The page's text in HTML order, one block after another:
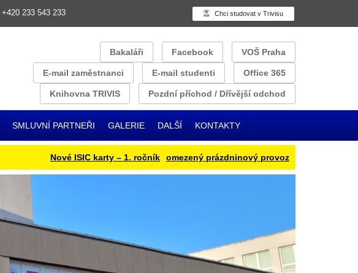
+420 233 543 233 Chci studovat v Trivisu
Bakaláři Facebook VOŠ Praha
E-mail zaměstnanci E-mail studenti Office 365
Knihovna TRIVIS Pozdní příchod / Dřívější odchod
SMLUVNÍ PARTNEŘI GALERIE DALŠÍ KONTAKTY
Nové ISIC karty – 1. ročník omezený prázdninový provoz Přihlašování obědu